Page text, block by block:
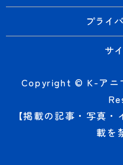
プライ
サ
Copyright © K-アニ
【掲載の記事・写真
載を